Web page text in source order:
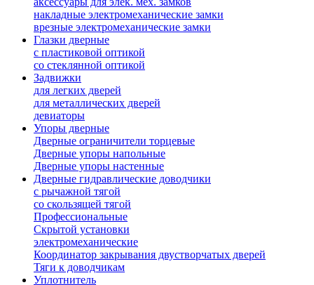
накладные электромеханические замки
врезные электромеханические замки
Глазки дверные
с пластиковой оптикой
со стеклянной оптикой
Задвижки
для легких дверей
для металлических дверей
девиаторы
Упоры дверные
Дверные ограничители торцевые
Дверные упоры напольные
Дверные упоры настенные
Дверные гидравлические доводчики
с рычажной тягой
со скользящей тягой
Профессиональные
Скрытой установки
электромеханические
Координатор закрывания двустворчатых дверей
Тяги к доводчикам
Уплотнитель